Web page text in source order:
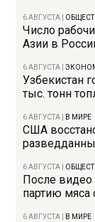
6 АВГУСТА
Число
Азии в
6 АВГУСТА |
Узбекистан
тыс. тонн
6 АВГУСТА В МИРЕ
США
6 АВГУСТА
После видео
партию мяса
6 АВГУСТА В МИРЕ